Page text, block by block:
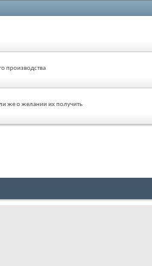
производства
же о желании их получить